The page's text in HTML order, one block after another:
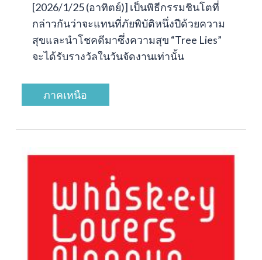
[2026/1/25 (อาทิตย์)] เป็นพิธีกรรมชินโตที่
กล่าวกันว่าจะแทนที่ภัยพิบัติหนึ่งปีด้วยความ
สุขและนำโชคดีมาซึ่งความสุข “Tree Lies”
จะได้รับรางวัลในวันจัดงานเท่านั้น
ภาคเหนือ